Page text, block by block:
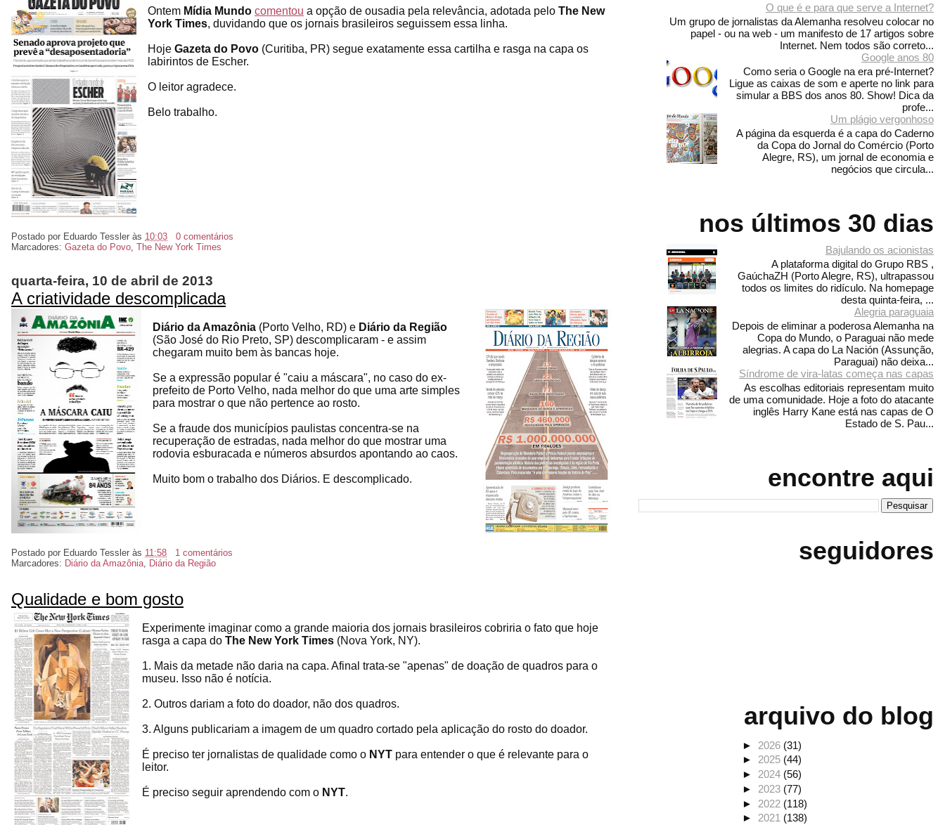
Ontem Mídia Mundo comentou a opção de ousadia pela relevância, adotada pelo The New
York Times, duvidando que os jornais brasileiros seguissem essa linha.
Hoje Gazeta do Povo (Curitiba, PR) segue exatamente essa cartilha e rasga na capa os
labirintos de Escher.
O leitor agradece.
Belo trabalho.
Postado por Eduardo Tessler às 10:03
0 comentários
Marcadores: Gazeta do Povo The New York Times
quarta-feira, 10 de abril de 2013
A criatividade descomplicada
Diário da Amazônia (Porto Velho, RD) e Diário da Região
(São José do Rio Preto, SP) descomplicaram - e assim
chegaram muito bem às bancas hoje.
Se a expressão popular é "caiu a máscara", no caso do ex-
prefeito de Porto Velho, nada melhor do que uma arte simples
para mostrar o que não pertence ao rosto.
Se a fraude dos municípios paulistas concentra-se na
recuperação de estradas, nada melhor do que mostrar uma
rodovia esburacada e números absurdos apontando ao caos.
Muito bom o trabalho dos Diários. E descomplicado.
Postado por Eduardo Tessler às 11:58
1 comentários
Marcadores: Diário da Amazônia Diário da Região
Qualidade e bom gosto
Experimente imaginar como a grande maioria dos jornais brasileiros cobriria o fato que hoje
rasga a capa do The New York Times (Nova York, NY).
1. Mais da metade não daria na capa. Afinal trata-se "apenas" de doação de quadros para o
museu. Isso não é notícia.
2. Outros dariam a foto do doador, não dos quadros.
3. Alguns publicariam a imagem de um quadro cortado pela aplicação do rosto do doador.
É preciso ter jornalistas de qualidade como o NYT para entender o que é relevante para o
leitor.
É preciso seguir aprendendo com o NYT.
O que é e para que serve a Internet?
Um grupo de jornalistas da Alemanha resolveu colocar no
papel - ou na web - um manifesto de 17 artigos sobre
Internet. Nem todos são correto...
Google anos 80
Como seria o Google na era pré-Internet?
Ligue as caixas de som e aperte no link para
simular a BBS dos anos 80. Show! Dica da
profe...
Um plágio vergonhoso
A página da esquerda é a capa do Caderno
da Copa do Jornal do Comércio (Porto
Alegre, RS), um jornal de economia e
negócios que circula...
nos últimos 30 dias
Bajulando os acionistas
A plataforma digital do Grupo RBS ,
GaúchaZH (Porto Alegre, RS), ultrapassou
todos os limites do ridículo. Na homepage
desta quinta-feira, ...
Alegria paraguaia
Depois de eliminar a poderosa Alemanha na
Copa do Mundo, o Paraguai não mede
alegrias. A capa do La Nación (Assunção,
Paraguai) não deixa...
Síndrome de vira-latas começa nas capas
As escolhas editoriais representam muito
de uma comunidade. Hoje a foto do atacante
inglês Harry Kane está nas capas de O
Estado de S. Pau...
encontre aqui
seguidores
arquivo do blog
► 2026 (31)
► 2025 (44)
► 2024 (56)
► 2023 (77)
► 2022 (118)
►2021 (138)